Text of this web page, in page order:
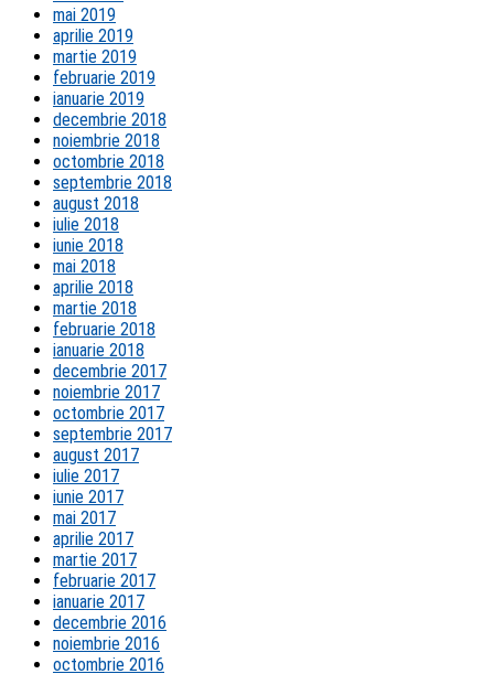
mai 2019
aprilie 2019
martie 2019
februarie 2019
ianuarie 2019
decembrie 2018
noiembrie 2018
octombrie 2018
septembrie 2018
august 2018
iulie 2018
iunie 2018
mai 2018
aprilie 2018
martie 2018
februarie 2018
ianuarie 2018
decembrie 2017
noiembrie 2017
octombrie 2017
septembrie 2017
august 2017
iulie 2017
iunie 2017
mai 2017
aprilie 2017
martie 2017
februarie 2017
ianuarie 2017
decembrie 2016
noiembrie 2016
octombrie 2016